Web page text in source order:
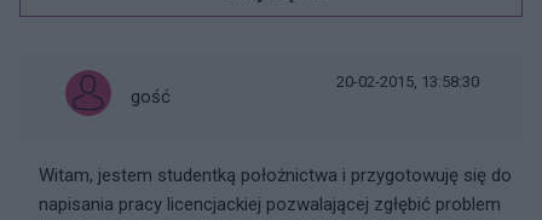
gość
20-02-2015, 13:58:30
Witam, jestem studentką położnictwa i przygotowuję się do
napisania pracy licencjackiej pozwalającej zgłębić problem